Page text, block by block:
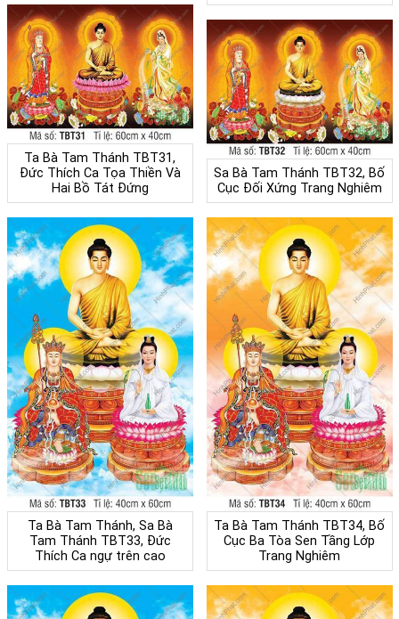
Ta Bà Tam Thánh TBT31,
Đức Thích Ca Tọa Thiền Và
Hai Bồ Tát Đứng
Sa Bà Tam Thánh TBT32, Bố
Cục Đối Xứng Trang Nghiêm
Ta Bà Tam Thánh, Sa Bà
Tam Thánh TBT33, Đức
Thích Ca ngự trên cao
Ta Bà Tam Thánh TBT34, Bố
Cục Ba Tòa Sen Tầng Lớp
Trang Nghiêm